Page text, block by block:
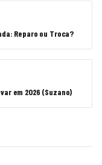
Reparo ou Troca?
em 2026 (Suzano)